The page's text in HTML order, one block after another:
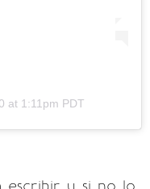
at 1:11pm PDT